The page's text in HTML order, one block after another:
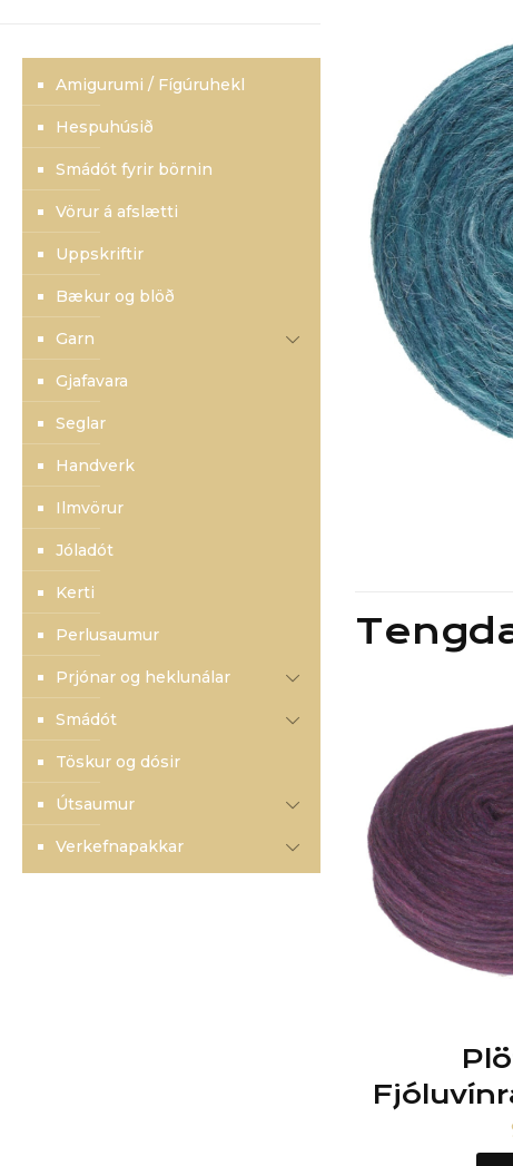
Amigurumi / Fígúruhekl
Hespuhúsið
Smádót fyrir börnin
Vörur á afslætti
Uppskriftir
Bækur og blöð
Garn
Gjafavara
Seglar
Handverk
Ilmvörur
Jóladót
Kerti
Perlusaumur
Prjónar og heklunálar
Smádót
Töskur og dósir
Útsaumur
Verkefnapakkar